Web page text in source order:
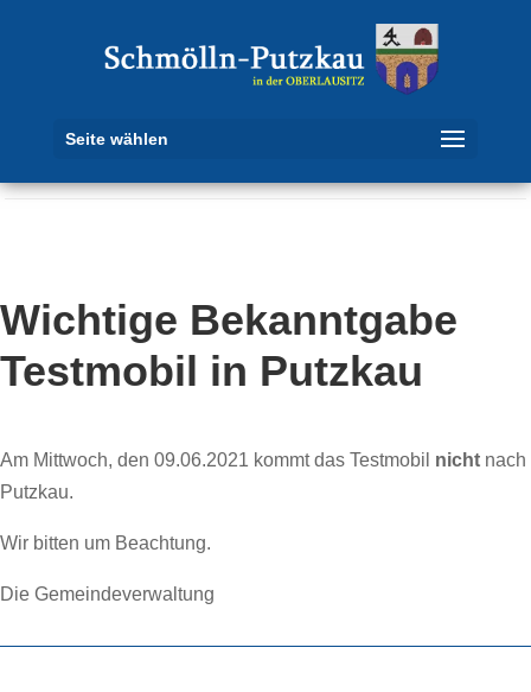
Seite wählen
Wichtige Bekanntgabe
Testmobil in Putzkau
Am Mittwoch, den 09.06.2021 kommt das Testmobil nicht nach
Putzkau.
Wir bitten um Beachtung.
Die Gemeindeverwaltung